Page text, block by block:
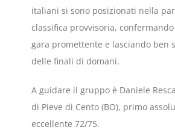
italiani si sono posizionati nella
classifica provvisoria,
gara promettente e lasciando ben
delle finali di domani.
A guidare il gruppo è Daniele
di Pieve di Cento (BO), primo
eccellente 72/75.